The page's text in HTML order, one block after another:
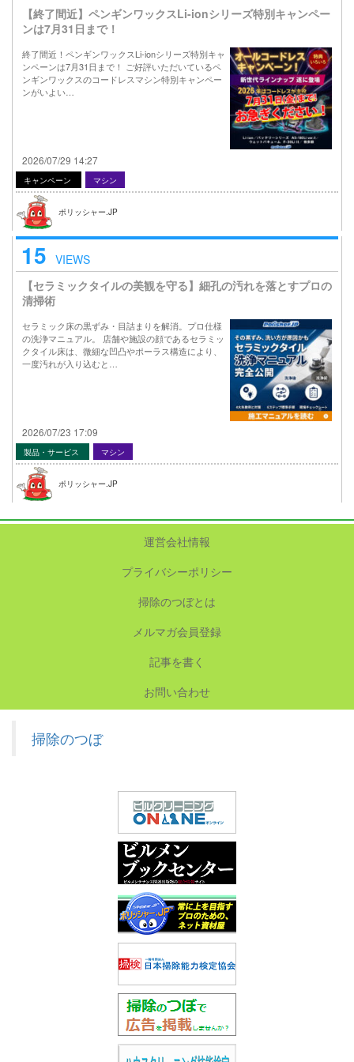
【終了間近】ペンギンワックスLi-ionシリーズ特別キャンペー
ンは7月31日まで！
終了間近！ペンギンワックスLi-ionシリーズ特別キャ
ンペーンは7月31日まで！ ご好評いただいているペ
ンギンワックスのコードレスマシン特別キャンペー
ンがいよい…
2026/07/29 14:27
キャンペーン マシン
ポリッシャー.JP
15 VIEWS
【セラミックタイルの美観を守る】細孔の汚れを落とすプロの
清掃術
セラミック床の黒ずみ・目詰まりを解消。プロ仕様
の洗浄マニュアル。 店舗や施設の顔であるセラミッ
クタイル床は、微細な凹凸やポーラス構造により、
一度汚れが入り込むと…
2026/07/23 17:09
製品・サービス マシン
ポリッシャー.JP
運営会社情報
プライバシーポリシー
掃除のつぼとは
メルマガ会員登録
記事を書く
お問い合わせ
掃除のつぼ